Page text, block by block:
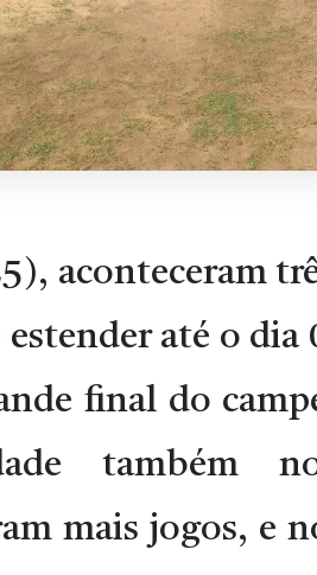
aconteceram
estender até o
final do
também
mais jogos, e